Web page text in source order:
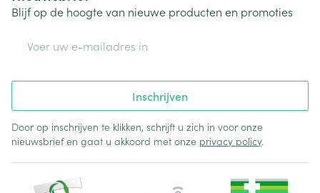
levodopa);  geneesmiddelen tegen
schildklierproblemen (bijv. levothyroxine). Gebruikt u
geneesmiddelen of weet u dat niet zeker? Neem
dan contact op met uw arts of apotheker voordat u
met uw arts of apotheker als u voor een operatie of
een tandheelkundige behandeling algehele narcose
moet ondergaan. Zwangerschap en borstvoeding 
Blijf op de hoogte van nieuwe producten en promoties
Inschrijven
Door op inschrijven te klikken, schrijft u zich in voor onze
nieuwsbrief en gaat u akkoord met onze privacy policy.